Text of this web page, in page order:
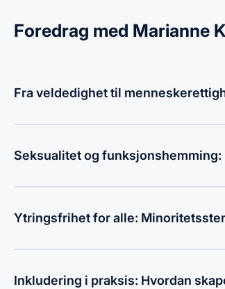
Foredrag med Marianne
Fra veldedighet til
Seksualitet og
Ytringsfrihet for alle:
Inkludering i praksis: Hvordan